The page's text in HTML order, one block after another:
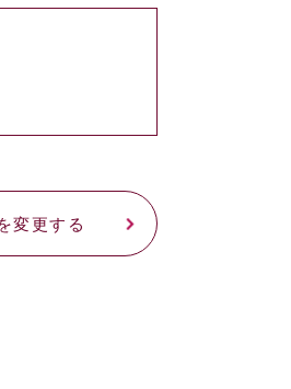
変更する